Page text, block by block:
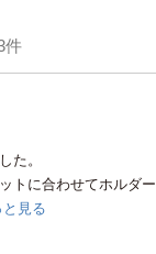
件
た。
トに合わせてホルダ
と見る